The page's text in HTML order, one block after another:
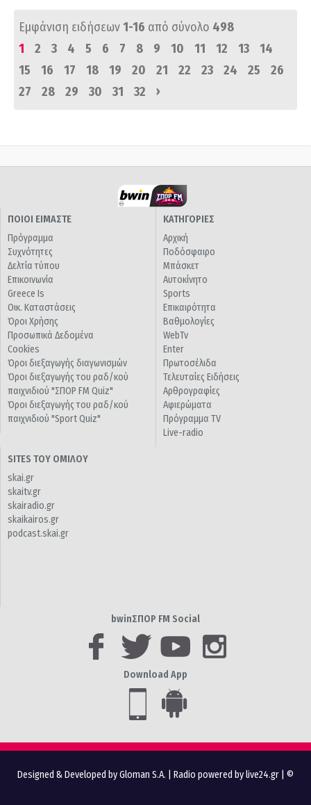
Εμφάνιση ειδήσεων1-16 από σύνολο 498
1
2 3 4 5 6 7 8 9 10 11 12 13
14
15
16 17 18 19 20 21 22 23 24 25
26
27
28 29 30 31 32 ›
ΠΟΙΟΙ ΕΙΜΑΣΤΕ
Πρόγραμμα
Συχνότητες
Δελτία τύπου
Επικοινωνία
Greece Is
Οικ. Καταστάσεις
Όροι Χρήσης
Προσωπικά Δεδομένα
Cookies
Όροι διεξαγωγής διαγωνισμών
Όροι διεξαγωγής του ραδ/κού
παιχνιδιού "ΣΠΟΡ FM Quiz"
Όροι διεξαγωγής του ραδ/κού
παιχνιδιού "Sport Quiz"
ΚΑΤΗΓΟΡΙΕΣ
Αρχική
Ποδόσφαιρο
Μπάσκετ
Αυτοκίνητο
Sports
Επικαιρότητα
Βαθμολογίες
WebTv
Enter
Πρωτοσέλιδα
Τελευταίες Ειδήσεις
Αρθρογραφίες
Αφιερώματα
Πρόγραμμα TV
Live-radio
SITES ΤΟΥ ΟΜΙΛΟΥ
skai.gr
skaitv.gr
skairadio.gr
skaikairos.gr
podcast.skai.gr
bwinΣΠΟΡ FM Social
Download App
Designed & Developed by Gloman S.A. Radio powered by live24.gr | ©